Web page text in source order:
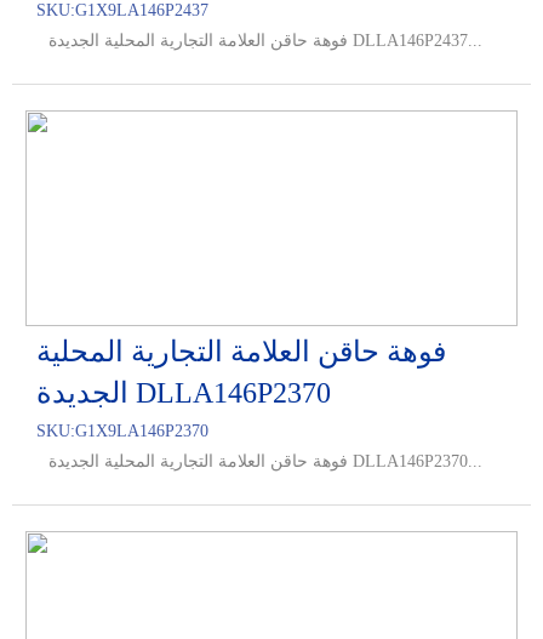
SKU:G1X9LA146P2437
فوهة حاقن العلامة التجارية المحلية الجديدة DLLA146P2437...
فوهة حاقن العلامة التجارية المحلية
الجديدة DLLA146P2370
SKU:G1X9LA146P2370
فوهة حاقن العلامة التجارية المحلية الجديدة DLLA146P2370...